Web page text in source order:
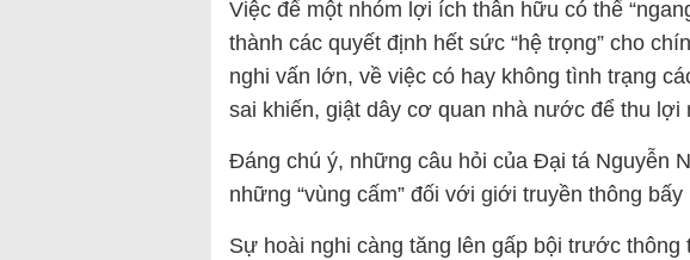
Việc để một nhóm lợi ích thân hữu có thể
thành các quyết định hết sức “hệ trọng” cho
nghi vấn lớn, về việc có hay không tình trạng
sai khiến, giật dây cơ quan nhà nước để thu lợi
Đáng chú ý, những câu hỏi của Đại tá Nguyễn
những “vùng cấm” đối với giới truyền thông bấy
Sự hoài nghi càng tăng lên gấp bội trước thông